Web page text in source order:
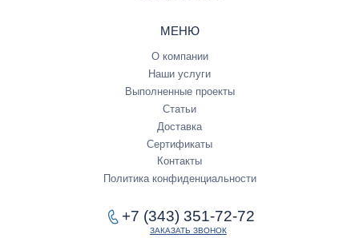
МЕНЮ
О компании
Наши услуги
Выполненные проекты
Статьи
Доставка
Сертификаты
Контакты
Политика конфиденциальности
+7 (343) 351-72-72
ЗАКАЗАТЬ ЗВОНОК